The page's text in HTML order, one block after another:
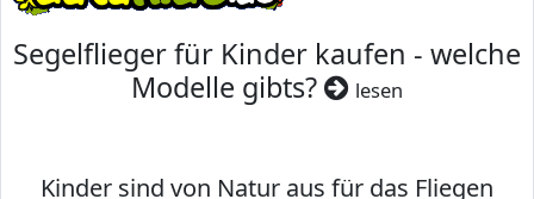
Segelflieger für Kinder kaufen - welche
Modelle gibts?
lesen
Kinder sind von Natur aus für das Fliegen